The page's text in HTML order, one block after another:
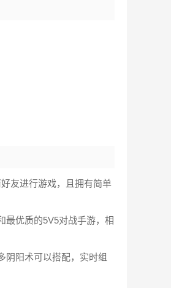
友进行游戏，且拥有简单
最优质的5V5对战手游，相
阴阳术可以搭配，实时组